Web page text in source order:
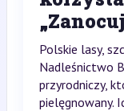
Polskie lasy,
Nadleśnictwo
przyrodniczy,
pielęgnowany.